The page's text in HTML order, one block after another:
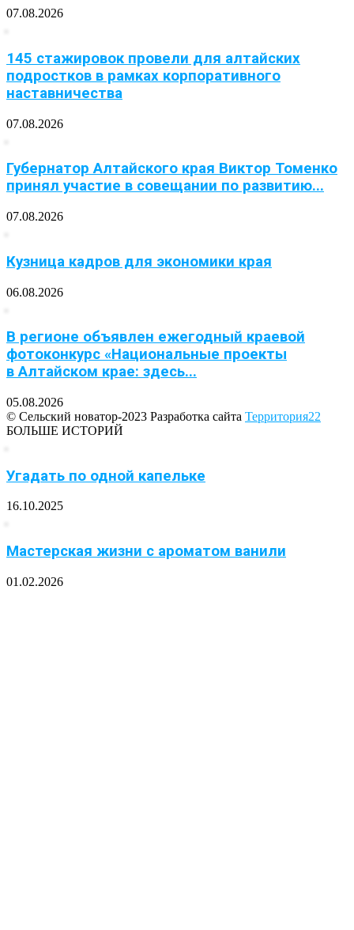
07.08.2026
145 стажировок провели для алтайских
подростков в рамках корпоративного
наставничества
07.08.2026
Губернатор Алтайского края Виктор Томенко
принял участие в совещании по развитию...
07.08.2026
Кузница кадров для экономики края
06.08.2026
В регионе объявлен ежегодный краевой
фотоконкурс «Национальные проекты
в Алтайском крае: здесь...
05.08.2026
© Сельский новатор-2023 Разработка сайта Территория22
БОЛЬШЕ ИСТОРИЙ
Угадать по одной капельке
16.10.2025
Мастерская жизни с ароматом ванили
01.02.2026